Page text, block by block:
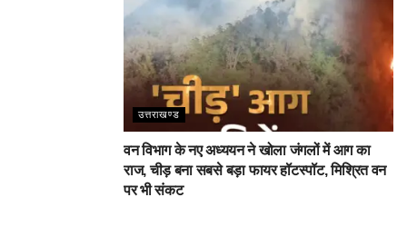
उत्तराखण्ड
वन विभाग के नए अध्ययन ने खोला जंगलों में आग का
राज, चीड़ बना सबसे बड़ा फायर हॉटस्पॉट, मिश्रित वन
पर भी संकट